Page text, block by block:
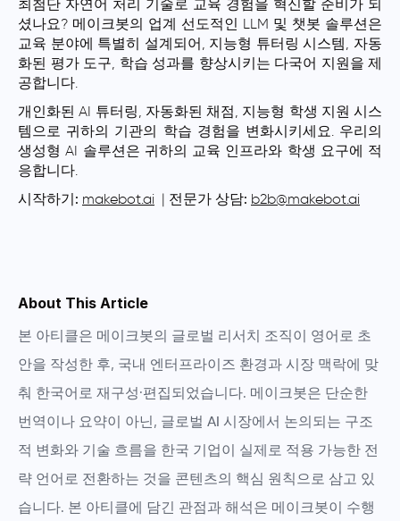
최첨단 자연어 처리 기술로 교육 경험을 혁신할 준비가 되
셨나요? 메이크봇의 업계 선도적인 LLM 및 챗봇 솔루션은
교육 분야에 특별히 설계되어, 지능형 튜터링 시스템, 자동
화된 평가 도구, 학습 성과를 향상시키는 다국어 지원을 제
공합니다.
개인화된 AI 튜터링, 자동화된 채점, 지능형 학생 지원 시스
템으로 귀하의 기관의 학습 경험을 변화시키세요. 우리의
생성형 AI 솔루션은 귀하의 교육 인프라와 학생 요구에 적
응합니다.
시작하기: makebot.ai 전문가 상담: b2b@makebot.ai
About This Article
본 아티클은 메이크봇의 글로벌 리서치 조직이 영어로 초
안을 작성한 후, 국내 엔터프라이즈 환경과 시장 맥락에 맞
춰 한국어로 재구성·편집되었습니다. 메이크봇은 단순한
번역이나 요약이 아닌, 글로벌 AI 시장에서 논의되는 구조
적 변화와 기술 흐름을 한국 기업이 실제로 적용 가능한 전
략 언어로 전환하는 것을 콘텐츠의 핵심 원칙으로 삼고 있
습니다. 본 아티클에 담긴 관점과 해석은 메이크봇이 수행